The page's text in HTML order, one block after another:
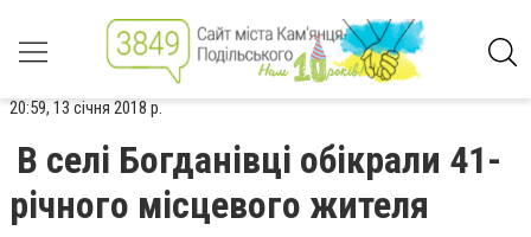
20:59, 13 січня 2018 р.
В селі Богданівці обікрали 41-
річного місцевого жителя